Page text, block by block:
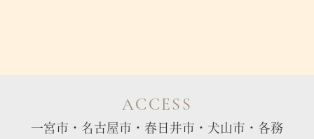
ACCESS
一宮市・名古屋市・春日井市・犬山市・各務